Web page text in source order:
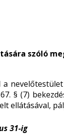
szóló
a
§ (7)
ellátásával,
31-ig